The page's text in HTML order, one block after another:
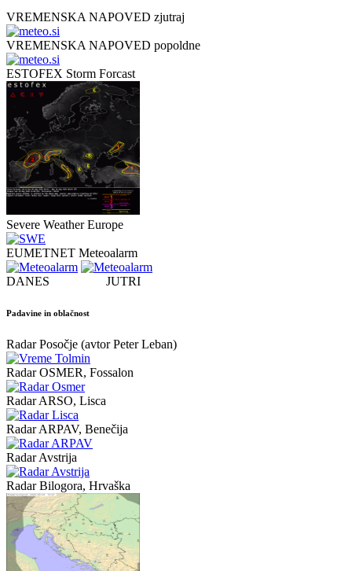
VREMENSKA NAPOVED zjutraj
VREMENSKA NAPOVED popoldne
ESTOFEX Storm Forcast
Severe Weather Europe
EUMETNET Meteoalarm
DANES JUTRI
Padavine in oblačnost
Radar Posočje (avtor Peter Leban)
Radar OSMER, Fossalon
Radar ARSO, Lisca
Radar ARPAV, Benečija
Radar Avstrija
Radar Bilogora, Hrvaška